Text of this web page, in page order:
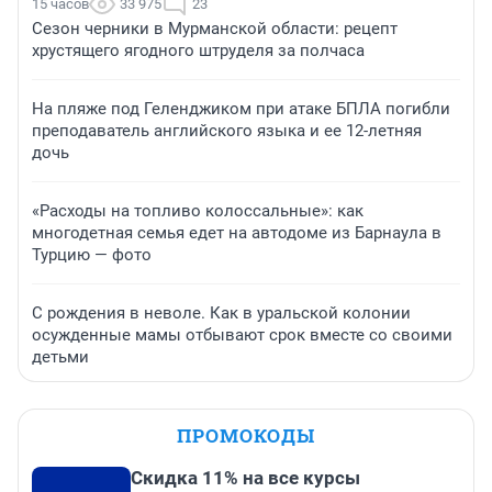
15 часов 33 975 23
Сезон черники в Мурманской области: рецепт
хрустящего ягодного штруделя за полчаса
На пляже под Геленджиком при атаке БПЛА погибли
преподаватель английского языка и ее 12-летняя
дочь
«Расходы на топливо колоссальные»: как
многодетная семья едет на автодоме из Барнаула в
Турцию — фото
С рождения в неволе. Как в уральской колонии
осужденные мамы отбывают срок вместе со своими
детьми
ПРОМОКОДЫ
Скидка 11% на все курсы